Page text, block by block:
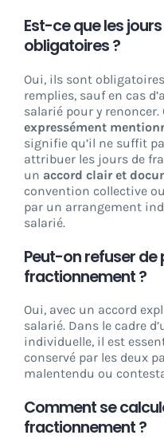
Est-ce que les
obligatoires ?
Oui, ils sont
remplies, sauf en cas
salarié pour y
expressément
signifie qu’il ne suffit
attribuer les jours de
un accord clair et
convention collective
par un arrangement
salarié.
Peut-on refuser de
fractionnement ?
Oui, avec un accord
salarié. Dans le cadre
individuelle, il est
conservé par les deux
malentendu ou
Comment se
fractionnement ?